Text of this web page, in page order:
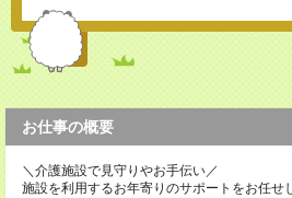
お仕事の概要
＼介護施設で見守りやお手伝い／
施設を利用するお年寄りのサポートをお任せ